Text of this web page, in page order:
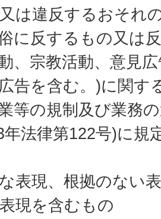
は違反するおそれ
に反するもの又は
、宗教活動、意見
告を含む。)に関す
等の規制及び業務
年法律第122号)に規
表現、根拠のない
現を含むもの